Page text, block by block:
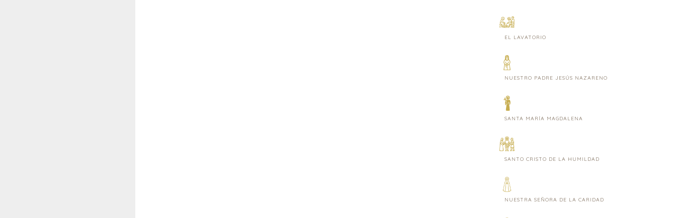
EL LAVATORIO
NUESTRO PADRE JESÚS NAZARENO
SANTA MARÍA MAGDALENA
SANTO CRISTO DE LA HUMILDAD
NUESTRA SEÑORA DE LA CARIDAD